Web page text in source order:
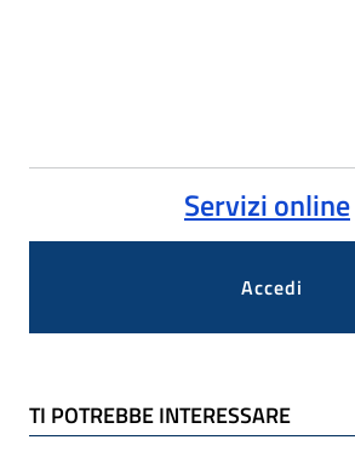
Servizi online
Accedi
TI POTREBBE INTERESSARE
TI POTREBBE INTERESSARE